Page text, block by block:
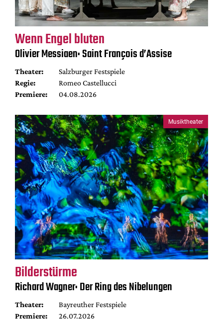
Wenn Engel bluten
Olivier Messiaen: Saint François d’Assise
Theater:
Salzburger Festspiele
Regie:
Romeo Castellucci
Premiere:
04.08.2026
Musiktheater
Bilderstürme
Richard Wagner: Der Ring des Nibelungen
Theater:
Bayreuther Festspiele
Premiere:
26.07.2026